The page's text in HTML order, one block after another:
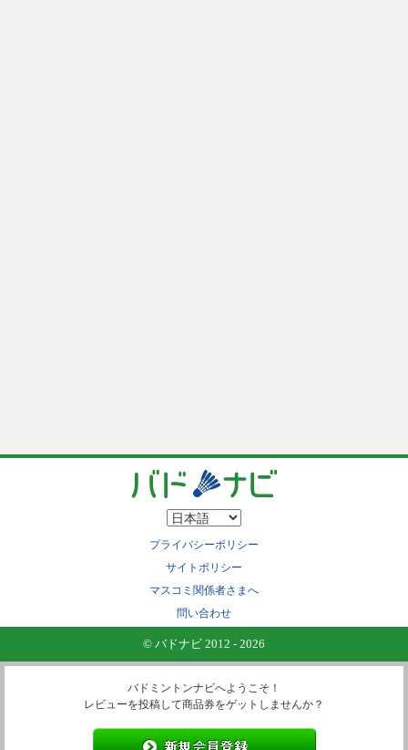
プライバシーポリシー
サイトポリシー
マスコミ関係者さまへ
問い合わせ
© バドナビ 2012 - 2026
バドミントンナビへようこそ！
レビューを投稿して商品券をゲットしませんか？